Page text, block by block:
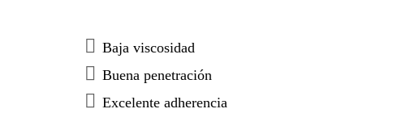
Baja viscosidad
Buena penetración
Excelente adherencia